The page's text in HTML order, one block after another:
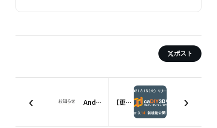
ポスト
‹ Androidアプリ「caDIY3D AR」配信終了のお知らせ 【更新情報】caDIY3D-X（キャディースリーディークロス） Ver.3.14 リリース ›